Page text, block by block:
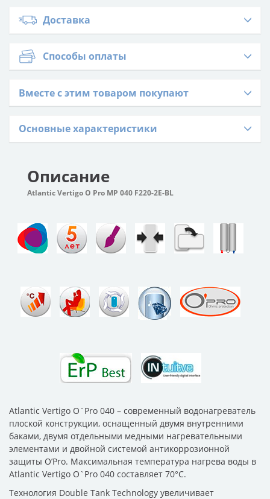
Основные характеристики
Доставка
Способы оплаты
Вместе с этим товаром покупают
Описание
Atlantic Vertigo O Pro MP 040 F220-2E-BL
Atlantic Vertigo O`Pro 040 – современный водонагреватель
плоской конструкции, оснащенный двумя внутренними
баками, двумя отдельными медными нагревательными
элементами и двойной системой антикоррозионной
защиты O’Pro. Максимальная температура нагрева воды в
Atlantic Vertigo O`Pro 040 составляет 70°С.
Технология Double Tank Technology увеличивает